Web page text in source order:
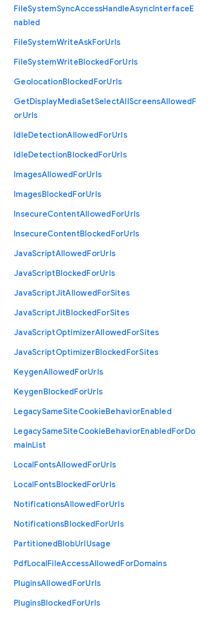
FileSystemSyncAccessHandleAsyncInterfaceE
nabled
FileSystemWriteAskForUrls
FileSystemWriteBlockedForUrls
GeolocationBlockedForUrls
GetDisplayMediaSetSelectAllScreensAllowedF
orUrls
IdleDetectionAllowedForUrls
IdleDetectionBlockedForUrls
ImagesAllowedForUrls
ImagesBlockedForUrls
InsecureContentAllowedForUrls
InsecureContentBlockedForUrls
JavaScriptAllowedForUrls
JavaScriptBlockedForUrls
JavaScriptJitAllowedForSites
JavaScriptJitBlockedForSites
JavaScriptOptimizerAllowedForSites
JavaScriptOptimizerBlockedForSites
KeygenAllowedForUrls
KeygenBlockedForUrls
LegacySameSiteCookieBehaviorEnabled
LegacySameSiteCookieBehaviorEnabledForDo
mainList
LocalFontsAllowedForUrls
LocalFontsBlockedForUrls
NotificationsAllowedForUrls
NotificationsBlockedForUrls
PartitionedBlobUrlUsage
PdfLocalFileAccessAllowedForDomains
PluginsAllowedForUrls
PluginsBlockedForUrls